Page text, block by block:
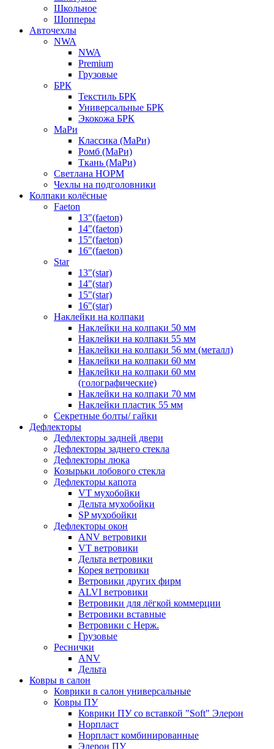
Школьное
Шопперы
Авточехлы
NWA
NWA
Premium
Грузовые
БРК
Текстиль БРК
Универсальные БРК
Экокожа БРК
МаРи
Классика (МаРи)
Ромб (МаРи)
Ткань (МаРи)
Светлана НОРМ
Чехлы на подголовники
Колпаки колёсные
Faeton
13"(faeton)
14"(faeton)
15"(faeton)
16"(faeton)
Star
13"(star)
14"(star)
15"(star)
16"(star)
Наклейки на колпаки
Наклейки на колпаки 50 мм
Наклейки на колпаки 55 мм
Наклейки на колпаки 56 мм (металл)
Наклейки на колпаки 60 мм
Наклейки на колпаки 60 мм
(голографические)
Наклейки на колпаки 70 мм
Наклейки пластик 55 мм
Секретные болты/ гайки
Дефлекторы
Дефлекторы задней двери
Дефлекторы заднего стекла
Дефлекторы люка
Козырьки лобового стекла
Дефлекторы капота
VT мухобойки
Дельта мухобойки
SP мухобойки
Дефлекторы окон
ANV ветровики
VT ветровики
Дельта ветровики
Корея ветровики
Ветровики других фирм
ALVI ветровики
Ветровики для лёгкой коммерции
Ветровики вставные
Ветровики с Нерж.
Грузовые
Реснички
ANV
Дельта
Ковры в салон
Коврики в салон универсальные
Ковры ПУ
Коврики ПУ со вставкой "Soft" Элерон
Норпласт
Норпласт комбинированные
Элерон ПУ